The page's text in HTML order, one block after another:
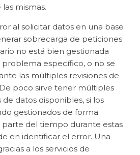
mismas.
al solicitar datos en una base
sobrecarga de peticiones
no está bien gestionada
problema específico, o no se
las múltiples revisiones de
poco sirve tener múltiples
de datos disponibles, si los
gestionados de forma
parte del tiempo durante estas
en identificar el error. Una
a los servicios de